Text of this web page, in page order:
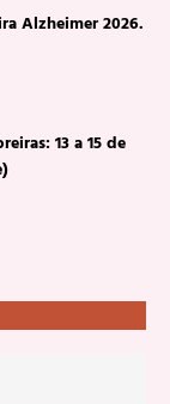
Alzheimer 2026.
13 a 15 de